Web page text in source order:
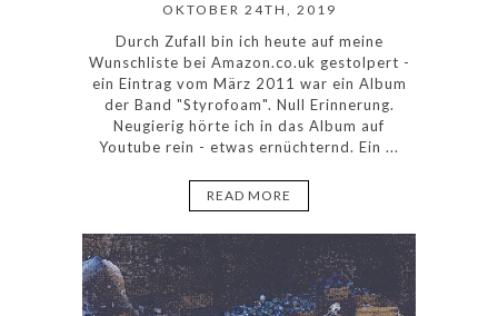
OKTOBER 24TH, 2019
Durch Zufall bin ich heute auf meine
Wunschliste bei Amazon.co.uk gestolpert -
ein Eintrag vom März 2011 war ein Album
der Band "Styrofoam". Null Erinnerung.
Neugierig hörte ich in das Album auf
Youtube rein - etwas ernüchternd. Ein ...
READ MORE